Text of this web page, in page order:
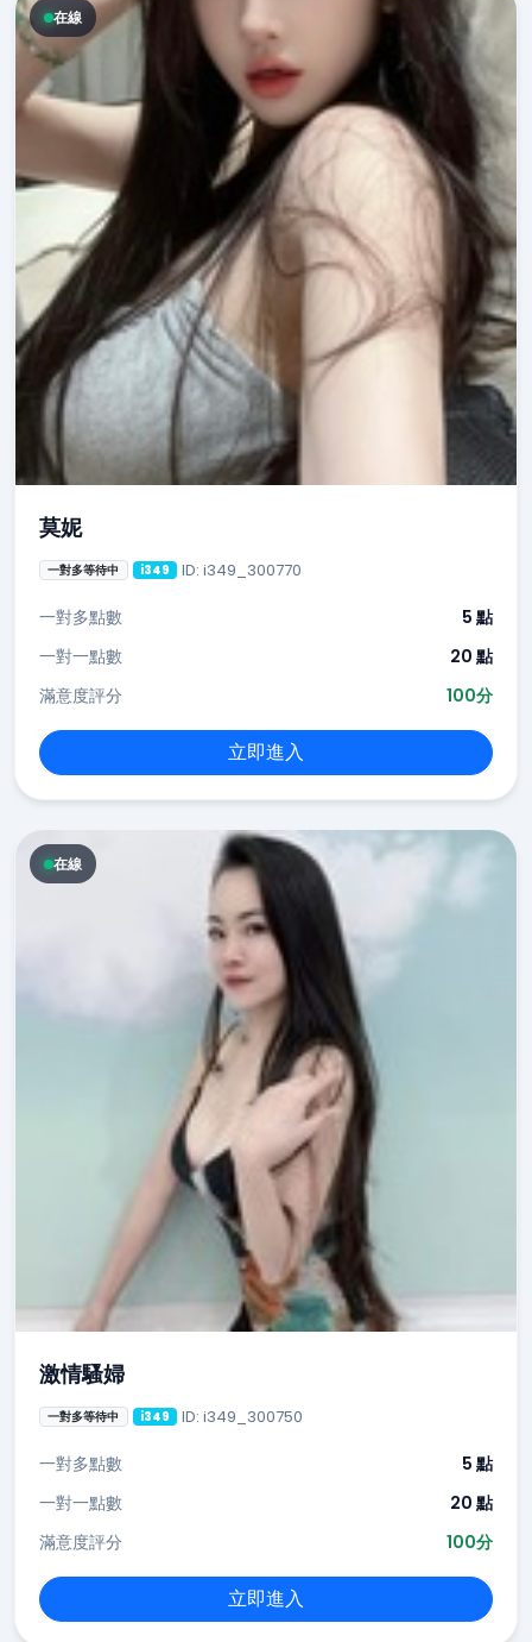
在線
莫妮
一對多等待中 i349 ID: i349_300770
一對多點數
5 點
一對一點數
20 點
滿意度評分
100分
立即進入
在線
激情騷婦
一對多等待中 i349 ID: i349_300750
一對多點數
5 點
一對一點數
20 點
滿意度評分
100分
立即進入